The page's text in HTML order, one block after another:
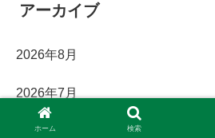
アーカイブ
2026年8月
2026年7月
2026年6月
ホーム 検索